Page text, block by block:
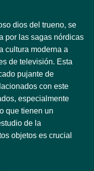
dios del trueno, se
por las sagas nórdicas
cultura moderna a
de televisión. Esta
pujante de
con este
especialmente
que tienen un
de la
objetos es crucial